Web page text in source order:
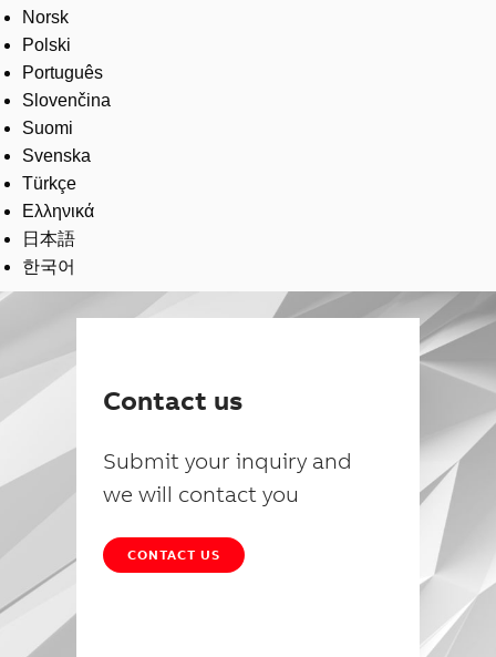
Norsk
Polski
Português
Slovenčina
Suomi
Svenska
Türkçe
Ελληνικά
日本語
한국어
Contact us
Submit your inquiry and
we will contact you
CONTACT US